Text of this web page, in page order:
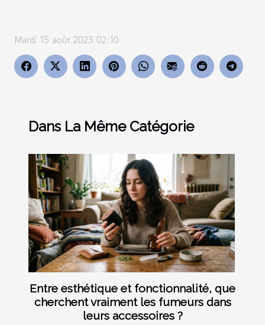
Mardi 15 août 2023 02:10
Dans La Même Catégorie
Entre esthétique et fonctionnalité, que
cherchent vraiment les fumeurs dans
leurs accessoires ?